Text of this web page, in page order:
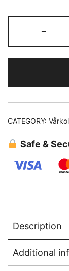
-
CATEGORY:
Safe &
Description
Additional